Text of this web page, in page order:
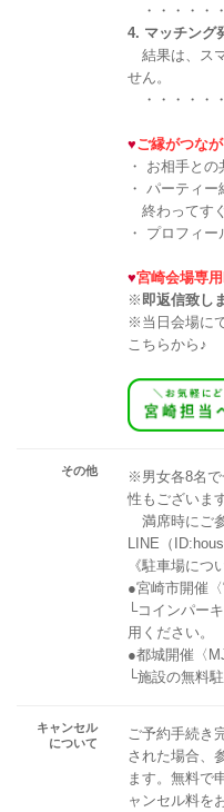
・・・・・
4. マッチング
結果は、ス
せん。
・・・・・
♥ご縁がつな
・ お相手との
・ パーティ
終わってす
・ プロフィ
♥宮崎会場専
※ 即返信致し
※当日会場に
こちらから♪
その他
※男女各8名で
性もございます
満席時にご
LINE（
《駐車場につ
●宮崎市開催
└コインパー
用ください。
●都城開催〈
└施設の無料
キャンセル
について
ご予約手続き
された場合、
ます。無料で
ャンセル料を